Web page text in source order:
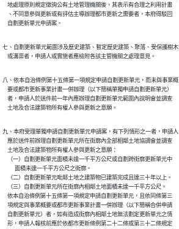
    地處理原則規定徵詢公有土地管理機關後，其表示有合理之利用計畫
    、不同意參與更新或有評估主導辦理都市更新之需要者，本府得駁回
    自劃更新單元申請案。
七、自劃更新單元範圍涉及歷史建築、暫定歷史建築、聚落、受保護樹木
    或溝渠者，申請人或實施者應檢附各該主管機關之處理意見。
八、依本自治條例第十五條第一項規定申請自劃更新單元，而未與事業概
    要或都市更新事業計畫一併辦理（以下簡稱單獨申請自劃更新單元）
    者，申請人於送件前一年內應辦理自劃更新單元範圍內說明會並調查
    土地及合法建築物所有權人參與更新之意願。
九、本府受理單獨申請自劃更新單元申請案，有下列情形之一者，申請人
    應於送件前辦理自劃更新單元所在街廓內全部相鄰土地協調會並調查
    土地及合法建築物所有權人參與更新之意願：
    （一）自劃更新單元面積未達一千平方公尺或自劃跨街廓更新單元中
          面積未達一千平方公尺之街廓。
    （二）自劃更新單元毗鄰土地之建築物已建築完成且達三十年以上。
    （三）自劃更新單元所在街廓內相鄰土地面積未達一千平方公尺。
    依本自治條例第十五條第一項規定申請自劃更新單元，且依同條第三
    項規定與事業概要或都市更新事業計畫一併辦理（以下簡稱合併申請
    自劃更新單元）者，如有造成街廓內相鄰土地無法劃定更新單元之情
    形，申請人報核前應於依都市更新條例第二十二條或第三十二條規定